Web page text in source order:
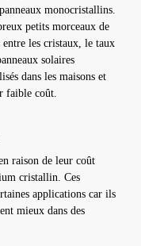
monocristallins.
petits morceaux de
entre les cristaux, le taux
solaires
dans les maisons et
faible coût.
raison de leur coût
cristallin. Ces
applications car ils
mieux dans des